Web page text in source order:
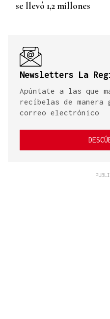
se llevó 1,2 millones
Newsletters La
Apúntate a las que
recíbelas de
correo electrónico